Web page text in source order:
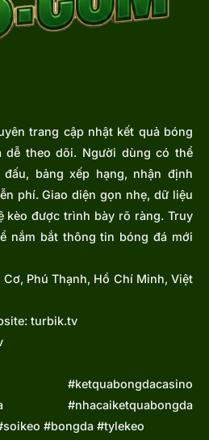
nghia***@gmail.com
zzanh***@gmail.com
truon***@gmail.com
truon***@gmail.com
ghuy2***@gmail.com
congh***@gmail.com
dinhc***@gmail.com
Huymr***@gmail.com
doduy***@gmail.com
caube***@gmail.com
trang cập nhật kết quả bóng
dễ theo dõi. Người dùng có thể
bảng xếp hạng, nhận định
phí. Giao diện gọn nhẹ, dữ liệu
kèo được trình bày rõ ràng. Truy
nắm bắt thông tin bóng đá mới
Cơ, Phú Thạnh, Hồ Chí Minh, Việt
turbik.tv
#nhacaiketquabongda
#bongda #tylekeo